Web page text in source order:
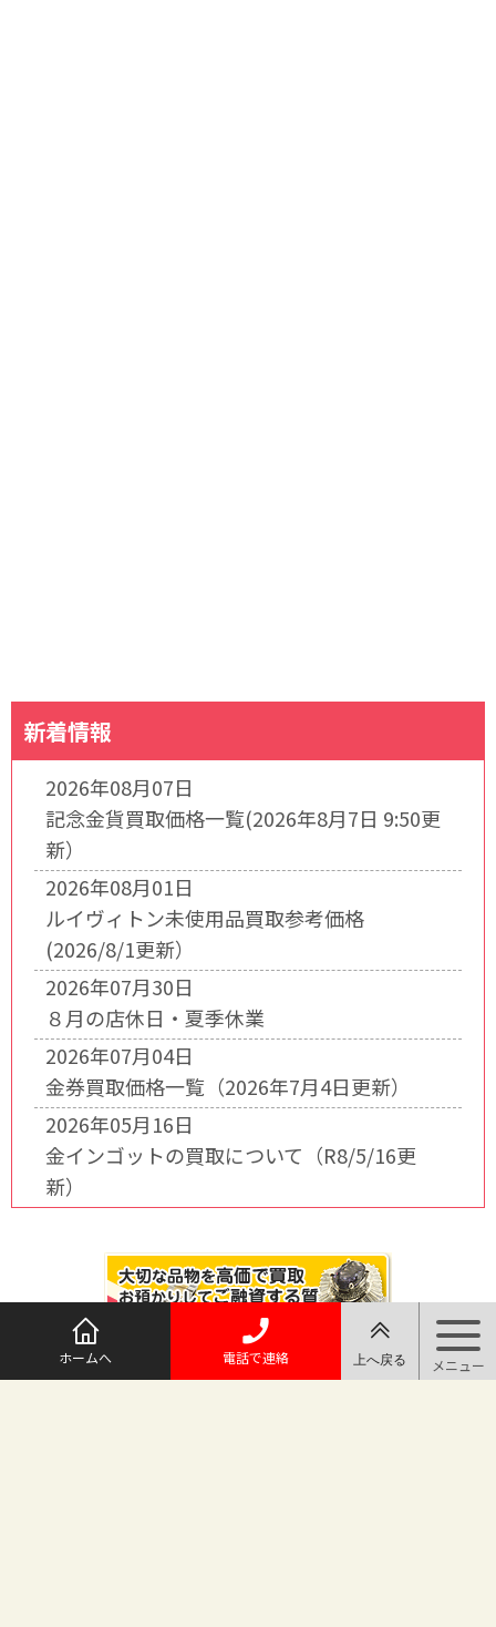
新着情報
2026年08月07日
記念金貨買取価格一覧(2026年8月7日 9:50更
新）
2026年08月01日
ルイヴィトン未使用品買取参考価格
(2026/8/1更新）
2026年07月30日
８月の店休日・夏季休業
2026年07月04日
金券買取価格一覧（2026年7月4日更新）
2026年05月16日
金インゴットの買取について（R8/5/16更
新）
ホームへ 電話で連絡